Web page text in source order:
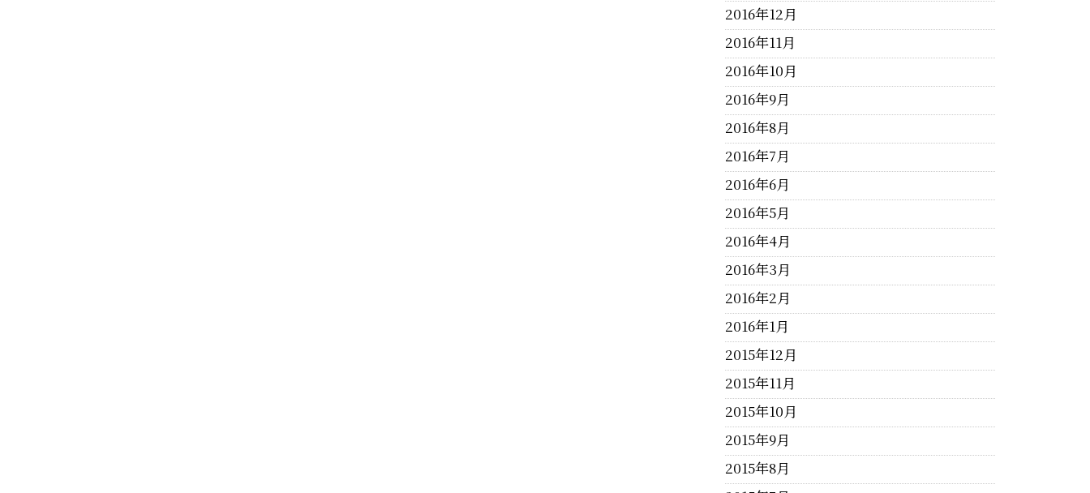
2016年12月
2016年11月
2016年10月
2016年9月
2016年8月
2016年7月
2016年6月
2016年5月
2016年4月
2016年3月
2016年2月
2016年1月
2015年12月
2015年11月
2015年10月
2015年9月
2015年8月